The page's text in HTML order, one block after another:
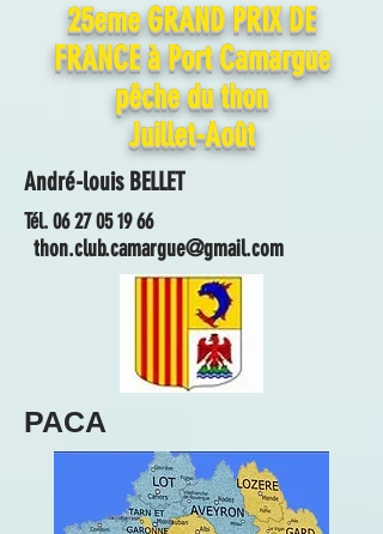
25eme GRAND PRIX DE
FRANCE à Port Camargue
pêche du thon
Juillet-Août
André-louis BELLET
Tél.06 27 05 19 66
thon.club.camargue@gmail.com
PACA